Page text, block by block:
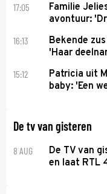
17:05
Familie
avontuur:
16:13
Bekende
'Haar
15:12
Patricia uit
baby: 'Een
De tv van gisteren
8 AUG
De TV van
en laat RTL